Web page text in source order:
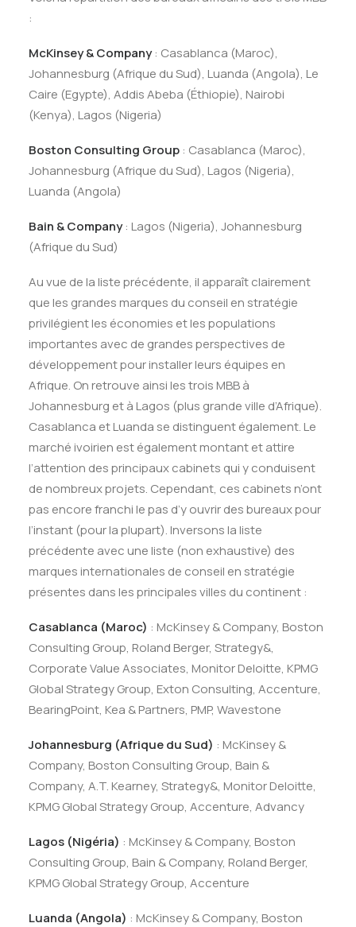
:
McKinsey & Company: Casablanca (Maroc),
Johannesburg (Afrique du Sud), Luanda (Angola), Le
Caire (Egypte), Addis Abeba (Éthiopie), Nairobi
(Kenya), Lagos (Nigeria)
Boston Consulting Group : Casablanca (Maroc),
Johannesburg (Afrique du Sud), Lagos (Nigeria),
Luanda (Angola)
Bain & Company: Lagos (Nigeria), Johannesburg
(Afrique du Sud)
Au vue de la liste précédente, il apparaît clairement
que les grandes marques du conseil en stratégie
privilégient les économies et les populations
importantes avec de grandes perspectives de
développement pour installer leurs équipes en
Afrique. On retrouve ainsi les trois MBB à
Johannesburg et à Lagos (plus grande ville d’Afrique).
Casablanca et Luanda se distinguent également. Le
marché ivoirien est également montant et attire
l’attention des principaux cabinets qui y conduisent
de nombreux projets. Cependant, ces cabinets n’ont
pas encore franchi le pas d’y ouvrir des bureaux pour
l’instant (pour la plupart). Inversons la liste
précédente avec une liste (non exhaustive) des
marques internationales de conseil en stratégie
présentes dans les principales villes du continent :
Casablanca (Maroc) : McKinsey & Company, Boston
Consulting Group, Roland Berger, Strategy&,
Corporate Value Associates, Monitor Deloitte, KPMG
Global Strategy Group, Exton Consulting, Accenture,
BearingPoint, Kea & Partners, PMP, Wavestone
Johannesburg (Afrique du Sud) : McKinsey &
Company, Boston Consulting Group, Bain &
Company, A.T. Kearney, Strategy&, Monitor Deloitte,
KPMG Global Strategy Group, Accenture, Advancy
Lagos (Nigéria) : McKinsey & Company, Boston
Consulting Group, Bain & Company, Roland Berger,
KPMG Global Strategy Group, Accenture
Luanda (Angola) : McKinsey & Company, Boston